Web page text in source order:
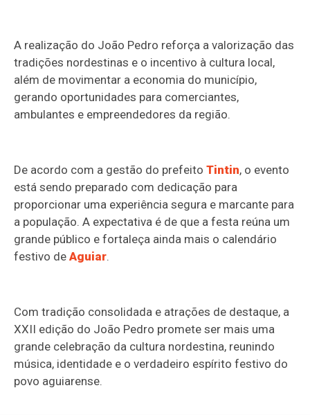
A realização do João Pedro reforça a valorização das
tradições nordestinas e o incentivo à cultura local,
além de movimentar a economia do município,
gerando oportunidades para comerciantes,
ambulantes e empreendedores da região.
De acordo com a gestão do prefeitoTintin, o evento
está sendo preparado com dedicação para
proporcionar uma experiência segura e marcante para
a população. A expectativa é de que a festa reúna um
grande público e fortaleça ainda mais o calendário
festivo deAguiar.
Com tradição consolidada e atrações de destaque, a
XXII edição do João Pedro promete ser mais uma
grande celebração da cultura nordestina, reunindo
música, identidade e o verdadeiro espírito festivo do
povo aguiarense.